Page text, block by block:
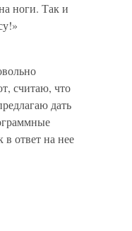
ноги. Так и
считаю, что
дать
ответ на нее